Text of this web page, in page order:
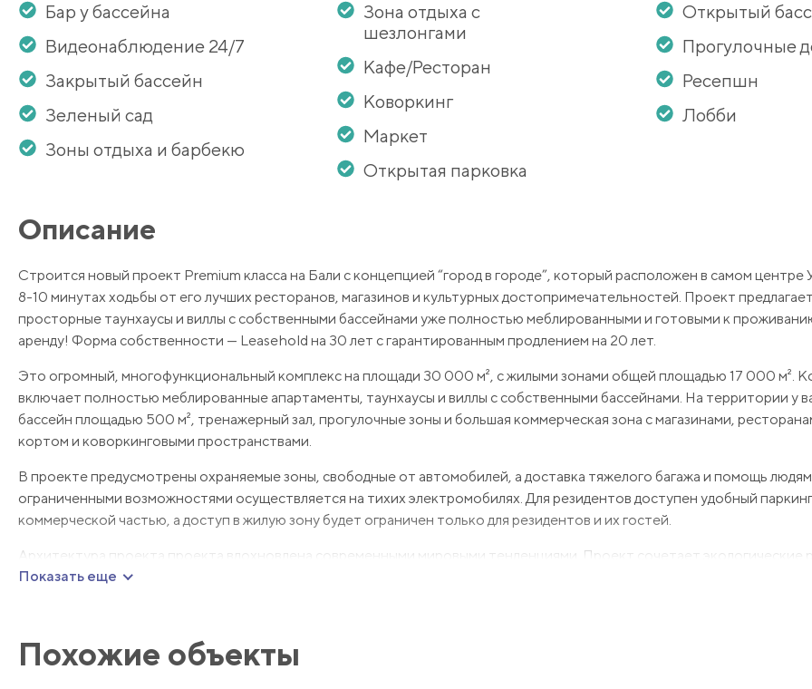
Бар у бассейна
Видеонаблюдение 24/7
Закрытый бассейн
Зеленый сад
Зоны отдыха и барбекю
Зона отдыха с
шезлонгами
Кафе/Ресторан
Коворкинг
Маркет
Открытая парковка
Открытый
Прогулочные
Ресепшн
Лобби
Описание
Строится новый проект Premium класса на Бали с концепцией “город в городе”, который расположен в самом центре
8-10 минутах ходьбы от его лучших ресторанов, магазинов и культурных достопримечательностей. Проект
просторные таунхаусы и виллы с собственными бассейнами уже полностью меблированными и готовыми к
аренду! Форма собственности — Leasehold на 30 лет с гарантированным продлением на 20 лет.
Это огромный, многофункциональный комплекс на площади 30 000 м², с жилыми зонами общей площадью 17 000 м².
включает полностью меблированные апартаменты, таунхаусы и виллы с собственными бассейнами. На территории у
бассейн площадью 500 м², тренажерный зал, прогулочные зоны и большая коммерческая зона с магазинами,
кортом и коворкинговыми пространствами.
В проекте предусмотрены охраняемые зоны, свободные от автомобилей, а доставка тяжелого багажа и помощь
ограниченными возможностями осуществляется на тихих электромобилях. Для резидентов доступен удобный
коммерческой частью, а доступ в жилую зону будет ограничен только для резидентов и их гостей.
Архитектура проекта проекта вдохновлена современными мировыми тенденциями. Проект сочетает экологические
роскошным дизайном. Все объекты отличаются высококачественной отделкой, функциональной планировкой и
Все конструкции разработаны с учетом сейсмоактивности до 9 баллов, что обеспечивает высокую прочность и
Показать еще
Похожие объекты